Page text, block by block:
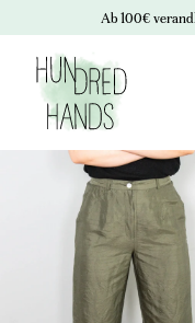
Ab 100€